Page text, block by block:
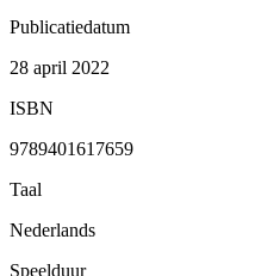
Publicatiedatum
28 april 2022
ISBN
9789401617659
Taal
Nederlands
Speelduur